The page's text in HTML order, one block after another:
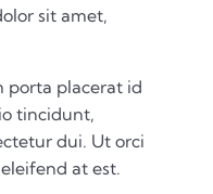
sit amet,
porta placerat id
tincidunt,
dui. Ut orci
at est.